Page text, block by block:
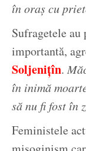
în oraș cu
Sufragetele au
importantă,
Soljenițîn.
în inimă
să nu fi fost în
Feministele